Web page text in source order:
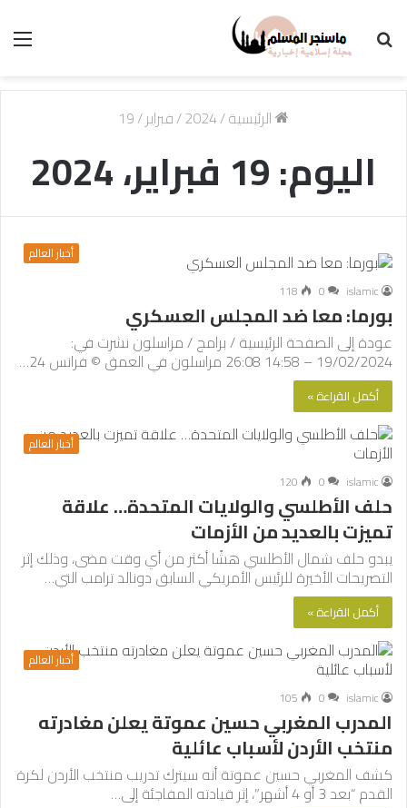
الرئيسية/
2024
/فبراير/
19
اليوم:19 فبراير، 2024
أخبار العالم
islamic
0
118
بورما: معا ضد المجلس العسكري
عودة إلى الصفحة الرئيسية / برامج / مراسلون نشرت في:
19/02/2024 – 14:58 26:08 مراسلون في العمق © فرانس 24…
أكمل القراءة »
أخبار العالم
islamic
0
120
حلف الأطلسي والولايات المتحدة… علاقة
تميزت بالعديد من الأزمات
يبدو حلف شمال الأطلسي هشًا أكثر من أي وقت مضى، وذلك إثر
التصريحات الأخيرة للرئيس الأمريكي السابق دونالد ترامب التي…
أكمل القراءة »
أخبار العالم
islamic
0
105
المدرب المغربي حسين عموتة يعلن مغادرته
منتخب الأردن لأسباب عائلية
كشف المغربي حسين عموتة أنه سيترك تدريب منتخب الأردن لكرة
القدم “بعد 3 أو 4 أشهر”، إثر قيادته المفاجئة إلى…